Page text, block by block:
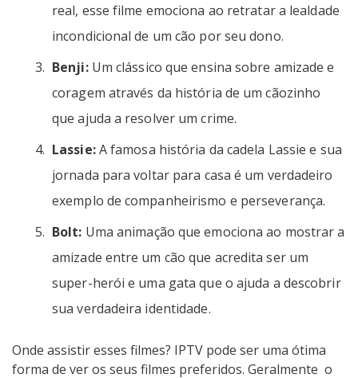
real, esse filme emociona ao retratar a lealdade
incondicional de um cão por seu dono.
Benji:Um clássico que ensina sobre amizade e
coragem através da história de um cãozinho
que ajuda a resolver um crime.
Lassie:A famosa história da cadela Lassie e sua
jornada para voltar para casa é um verdadeiro
exemplo de companheirismo e perseverança.
Bolt: Uma animação que emociona ao mostrar a
amizade entre um cão que acredita ser um
super-herói e uma gata que o ajuda a descobrir
sua verdadeira identidade.
Onde assistir esses filmes? IPTV pode ser uma ótima
forma de ver os seus filmes preferidos. Geralmente o